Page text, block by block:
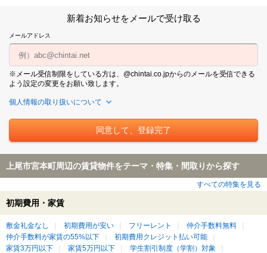
新着お知らせをメールで受け取る
メールアドレス
※メール受信制限をしている方は、@chintai.co.jpからのメールを受信できる
よう設定の変更をお願い致します。
個人情報の取り扱いについて
上尾市宮本町周辺の賃貸物件をテーマ・特集・間取りから探す
すべての特集を見る
初期費用・家賃
敷金礼金なし 初期費用が安い フリーレント
仲介手数料無料
仲介手数料が家賃の55%以下
初期費用クレジット払い可能
家賃3万円以下
家賃5万円以下 学生割引制度（学割）対象